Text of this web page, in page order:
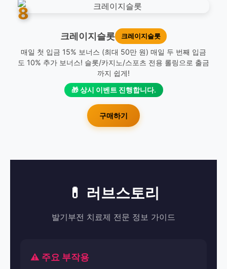
8
크레이지슬롯 크레이지슬롯
매일 첫 입금 15% 보너스 (최대 50만 원) 매일 두 번째 입금
도 10% 추가 보너스! 슬롯/카지노/스포츠 전용 롤링으로 출금
까지 쉽게!
🎁 상시 이벤트 진행합니다.
구매하기
💊 러브스토리
발기부전 치료제 전문 정보 가이드
⚠️ 주요 부작용